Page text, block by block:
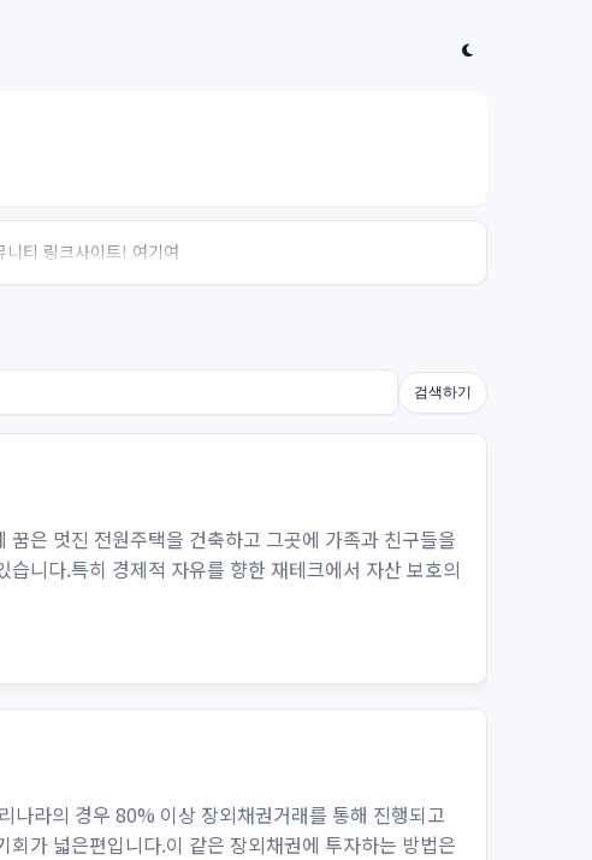
티 링크사이트! 여기여
검색하기
은 멋진 전원주택을 건축하고 그곳에 가족과 친구들을
니다.특히 경제적 자유를 향한 재테크에서 자산 보호의
나라의 경우 80% 이상 장외채권거래를 통해 진행되고
가 넓은편입니다.이 같은 장외채권에 투자하는 방법은